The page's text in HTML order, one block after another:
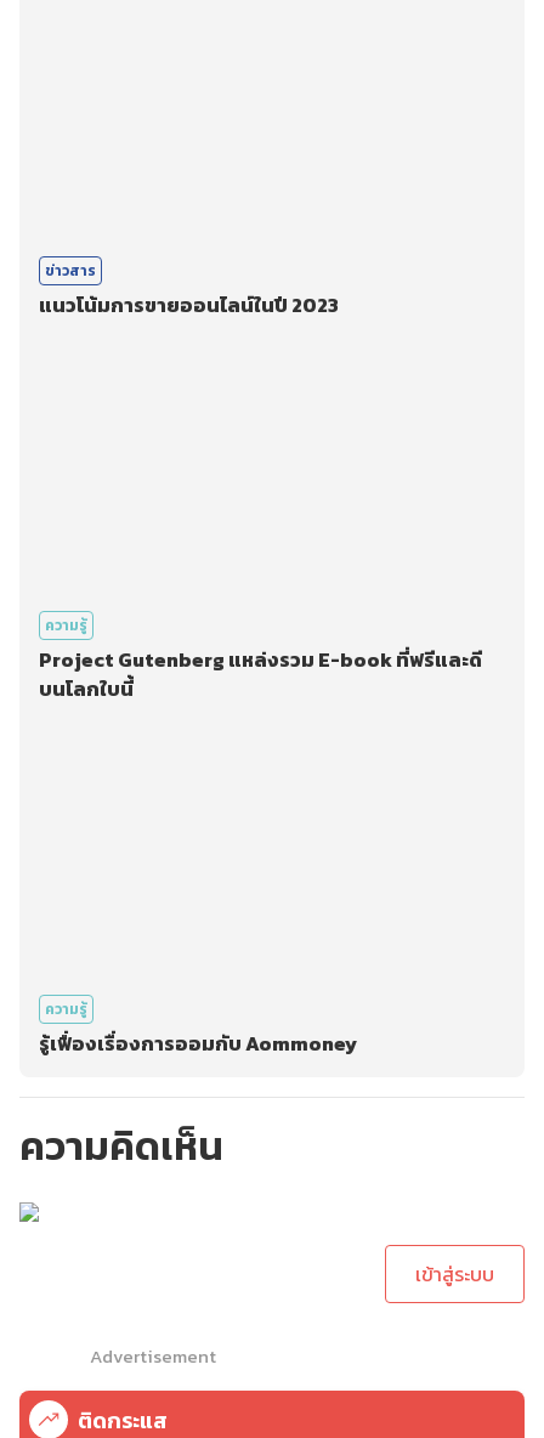
ข่าวสาร
แนวโน้มการขายออนไลน์ในปี 2023
ความรู้
Project Gutenberg แหล่งรวม E-book ที่ฟรีและดี
บนโลกใบนี้
ความรู้
รู้เฟื่องเรื่องการออมกับ Aommoney
ความคิดเห็น
เข้าสู่ระบบ
Advertisement
ติดกระแส